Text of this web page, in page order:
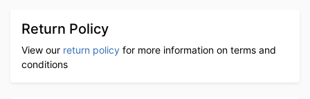
Return Policy
View our return policy for more information on terms and
conditions